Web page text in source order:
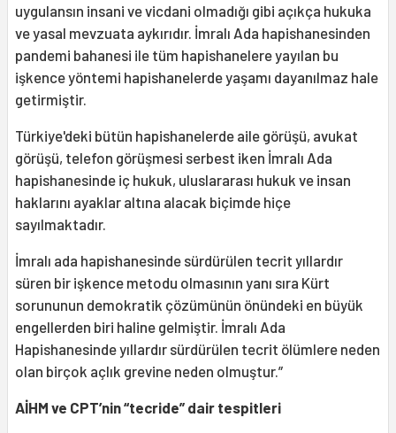
uygulansın insani ve vicdani olmadığı gibi açıkça hukuka
ve yasal mevzuata aykırıdır. İmralı Ada hapishanesinden
pandemi bahanesi ile tüm hapishanelere yayılan bu
işkence yöntemi hapishanelerde yaşamı dayanılmaz hale
getirmiştir.
Türkiye'deki bütün hapishanelerde aile görüşü, avukat
görüşü, telefon görüşmesi serbest iken İmralı Ada
hapishanesinde iç hukuk, uluslararası hukuk ve insan
haklarını ayaklar altına alacak biçimde hiçe
sayılmaktadır.
İmralı ada hapishanesinde sürdürülen tecrit yıllardır
süren bir işkence metodu olmasının yanı sıra Kürt
sorununun demokratik çözümünün önündeki en büyük
engellerden biri haline gelmiştir. İmralı Ada
Hapishanesinde yıllardır sürdürülen tecrit ölümlere neden
olan birçok açlık grevine neden olmuştur.”
AİHM ve CPT’nin “tecride” dair tespitleri